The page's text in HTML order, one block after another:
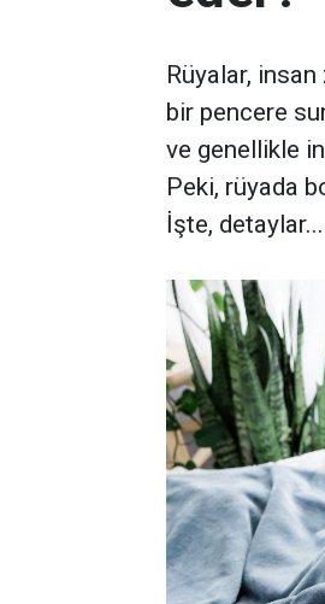
Rüyalar,
bir pencere
ve genellikle
Peki, rüyada
İşte, detaylar...